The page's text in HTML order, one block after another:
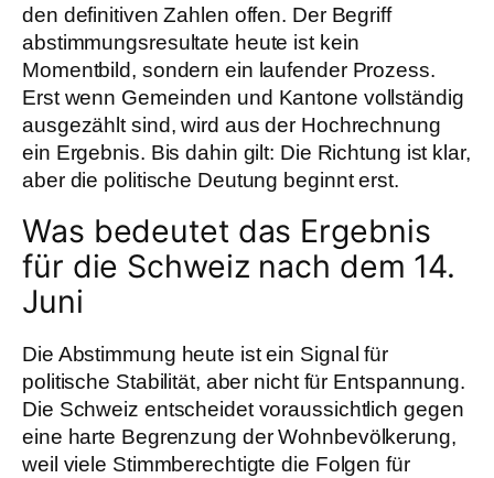
den definitiven Zahlen offen. Der Begriff
abstimmungsresultate heute ist kein
Momentbild, sondern ein laufender Prozess.
Erst wenn Gemeinden und Kantone vollständig
ausgezählt sind, wird aus der Hochrechnung
ein Ergebnis. Bis dahin gilt: Die Richtung ist klar,
aber die politische Deutung beginnt erst.
Was bedeutet das Ergebnis
für die Schweiz nach dem 14.
Juni
Die Abstimmung heute ist ein Signal für
politische Stabilität, aber nicht für Entspannung.
Die Schweiz entscheidet voraussichtlich gegen
eine harte Begrenzung der Wohnbevölkerung,
weil viele Stimmberechtigte die Folgen für